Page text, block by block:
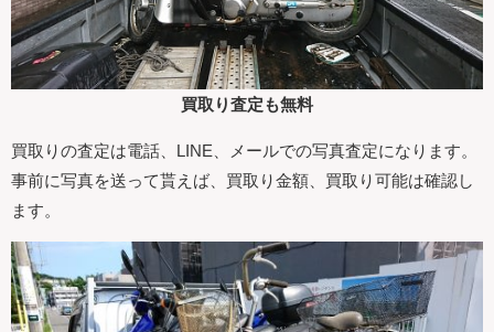
買取り査定も無料
買取りの査定は電話、LINE、メールでの写真査定になります。
事前に写真を送って貰えば、買取り金額、買取り可能は確認し
ます。